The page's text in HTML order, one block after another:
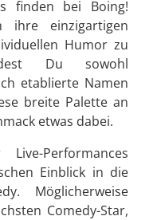
finden bei Boing!
ihre einzigartigen
Humor zu
Du sowohl
etablierte Namen
breite Palette an
etwas dabei.
Performances
Einblick in die
Möglicherweise
Comedy-Star,